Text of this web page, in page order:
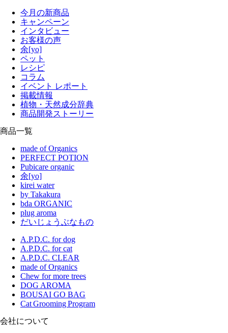
今月の新商品
キャンペーン
インタビュー
お客様の声
余[yo]
ペット
レシピ
コラム
イベント レポート
掲載情報
植物・天然成分辞典
商品開発ストーリー
商品一覧
made of Organics
PERFECT POTION
Pubicare organic
余[yo]
kirei water
by Takakura
bda ORGANIC
plug aroma
だいじょうぶなもの
A.P.D.C. for dog
A.P.D.C. for cat
A.P.D.C. CLEAR
made of Organics
Chew for more trees
DOG AROMA
BOUSAI GO BAG
Cat Grooming Program
会社について